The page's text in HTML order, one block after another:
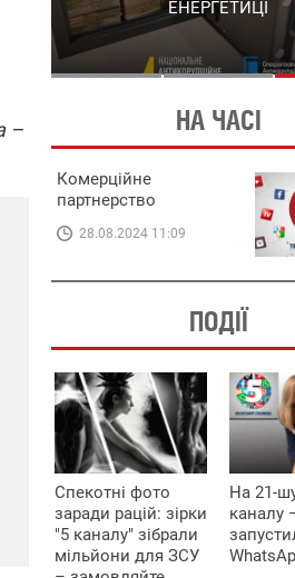
–
СХЕМИ В
ЕНЕРГЕТИЦІ
НА ЧАСІ
Комерційне
партнерство
28.08.2024 11:09
ПОДІЇ
Спекотні фото
заради рацій: зірки
"5 каналу" зібрали
мільйони для ЗСУ
На 21-
каналу